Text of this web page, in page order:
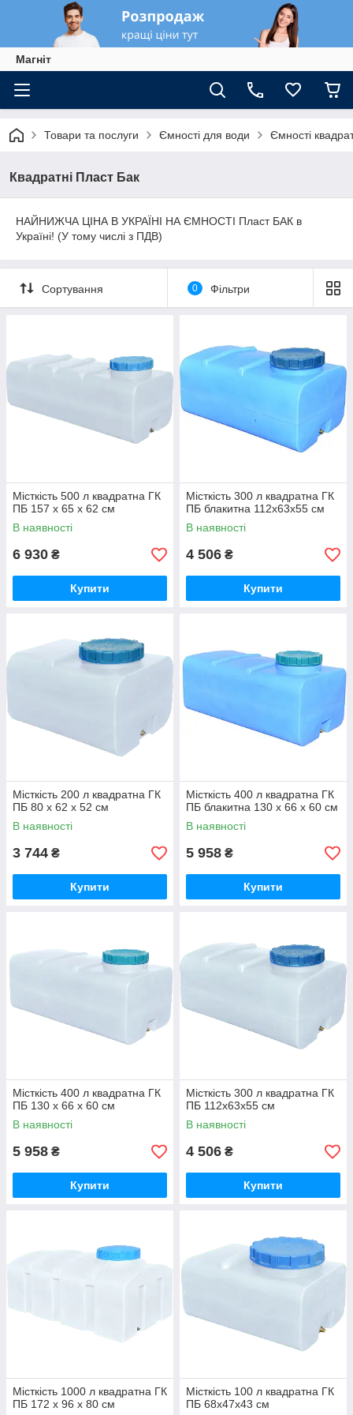
Магніт
Товари та послуги Ємності для води Ємності
Квадратні Пласт Бак
НАЙНИЖЧА ЦІНА В УКРАЇНІ НА ЄМНОСТІ Пласт БАК в
Україні! (У тому числі з ПДВ)
Сортування 0 Фільтри
Місткість 500 л квадратна ГК
ПБ 157 x 65 x 62 см
В наявності
6 930 ₴
Купити
Місткість 300 л квадратна ГК
ПБ блакитна 112x63x55 см
В наявності
4 506 ₴
Купити
Місткість 200 л квадратна ГК
ПБ 80 x 62 x 52 см
В наявності
3 744 ₴
Купити
Місткість 400 л квадратна ГК
ПБ блакитна 130 x 66 x 60 см
В наявності
5 958 ₴
Купити
Місткість 400 л квадратна ГК
ПБ 130 x 66 x 60 см
В наявності
5 958 ₴
Купити
Місткість 300 л квадратна ГК
ПБ 112x63x55 см
В наявності
4 506 ₴
Купити
Місткість 1000 л квадратна ГК
ПБ 172 x 96 x 80 см
Місткість 100 л квадратна ГК
ПБ 68x47x43 см